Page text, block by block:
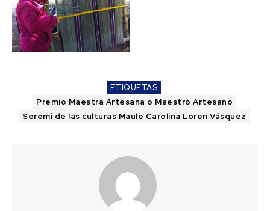
ETIQUETAS
Premio Maestra Artesana o Maestro Artesano
Seremi de las culturas Maule Carolina Loren Vásquez